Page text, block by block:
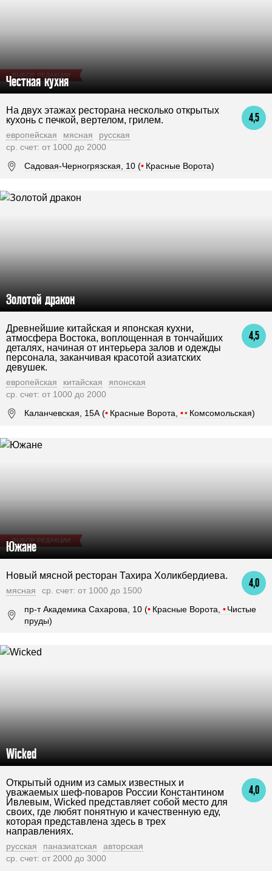
ВЫБОР РЕДАКЦИИ
Честная кухня
4,5
На двух этажах ресторана несколько открытых
кухонь с печкой, вертелом, грилем.
европейская мясная
русская
ср. счет: от 1000 до 2000
Садовая-Черногрязская, 10 (• Красные Ворота)
Золотой дракон
4,5
Древнейшие китайская и японская кухни,
атмосфера Востока, воплощенная в тончайших
деталях, начиная от интерьера залов и одежды
персонала, заканчивая красотой азиатских
девушек.
европейская китайская
японская
ср. счет: от 1000 до 2000
Каланчевская, 15А (• Красные Ворота, •• Комсомольская)
ВЫБОР РЕДАКЦИИ
Южане
4,0
Новый мясной ресторан Тахира Холикбердиева.
мясная
ср. счет: от 1000 до 1500
пр-т Академика Сахарова, 10 (• Красные Ворота, • Чистые
пруды)
Wicked
4,0
Открытый одним из самых известных и
уважаемых шеф-поваров России Константином
Ивлевым, Wicked представляет собой место для
своих, где любят понятную и качественную еду,
которая представлена здесь в трех
направлениях.
русская паназиатская
авторская
ср. счет: от 2000 до 3000